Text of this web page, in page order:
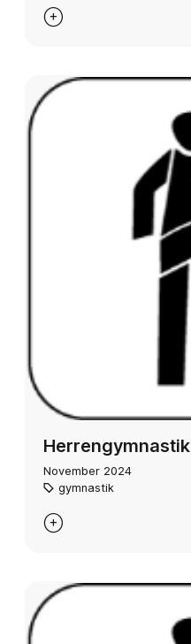

Herrengymnastik
November 2024
gymnastik
